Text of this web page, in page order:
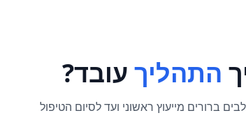
התהליך עובד?
ברורים מייעוץ ראשוני ועד לסיום הטיפול